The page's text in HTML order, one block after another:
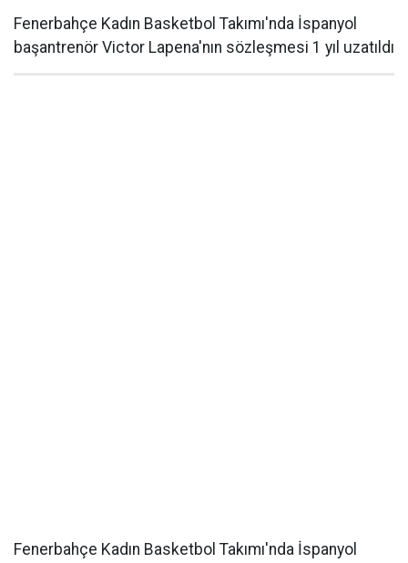
Fenerbahçe Kadın Basketbol Takımı'nda İspanyol
başantrenör Victor Lapena'nın sözleşmesi 1 yıl uzatıldı
Fenerbahçe Kadın Basketbol Takımı'nda İspanyol